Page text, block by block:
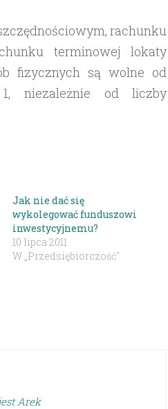
rachunku
terminowej lokaty
fizycznych są wolne od
niezależnie od liczby
Jak nie dać się
wykolegować funduszowi
inwestycyjnemu?
10 lipca 2011
W „Przedsiębiorczość"
Arek